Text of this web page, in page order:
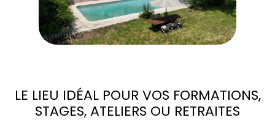
LE LIEU IDÉAL POUR VOS FORMATIONS,
STAGES, ATELIERS OU RETRAITES